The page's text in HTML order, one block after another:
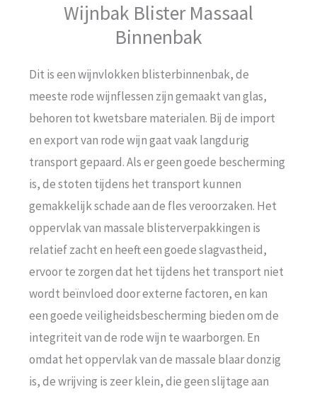
Wijnbak Blister Massaal
Binnenbak
Dit is een wijnvlokken blisterbinnenbak, de
meeste rode wijnflessen zijn gemaakt van glas,
behoren tot kwetsbare materialen. Bij de import
en export van rode wijn gaat vaak langdurig
transport gepaard. Als er geen goede bescherming
is, de stoten tijdens het transport kunnen
gemakkelijk schade aan de fles veroorzaken. Het
oppervlak van massale blisterverpakkingen is
relatief zacht en heeft een goede slagvastheid,
ervoor te zorgen dat het tijdens het transport niet
wordt beïnvloed door externe factoren, en kan
een goede veiligheidsbescherming bieden om de
integriteit van de rode wijn te waarborgen. En
omdat het oppervlak van de massale blaar donzig
is, de wrijving is zeer klein, die geen slijtage aan